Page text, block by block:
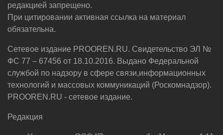
редакцией запрещено.
При цитировании активная ссылка на материал
обязательна.
Сетевое издание PROOREN.RU. Свидетельство ЭЛ №
ФС 77 – 67456 от 18.10.2016. Выдано Федеральной
службой по надзору в сфере связи,информационных
технологий и массовых коммуникаций (Роскомнадзор).
PROOREN.RU - сетевое издание.
Редакция